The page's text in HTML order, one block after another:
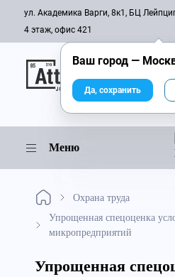
ул. Академика Варги, 8к1, БЦ
4 этаж, офис 421
Онлайн-журнал
Меню
Охрана труда
Упрощенная спецоценка
микропредприятий
Упрощенная
Ваш город —
Да, сохранить